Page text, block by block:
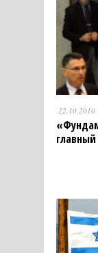
22.10.2010